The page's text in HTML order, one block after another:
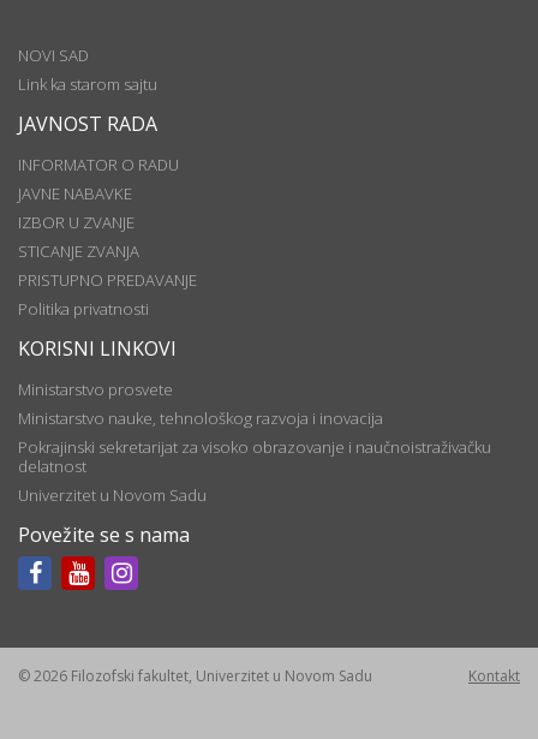
NOVI SAD
Link ka starom sajtu
JAVNOST RADA
INFORMATOR O RADU
JAVNE NABAVKE
IZBOR U ZVANJE
STICANJE ZVANJA
PRISTUPNO PREDAVANJE
Politika privatnosti
KORISNI LINKOVI
Ministarstvo prosvete
Ministarstvo nauke, tehnološkog razvoja i inovacija
Pokrajinski sekretarijat za visoko obrazovanje i naučnoistraživačku
delatnost
Univerzitet u Novom Sadu
Povežite se s nama
© 2026 Filozofski fakultet, Univerzitet u Novom Sadu Kontakt